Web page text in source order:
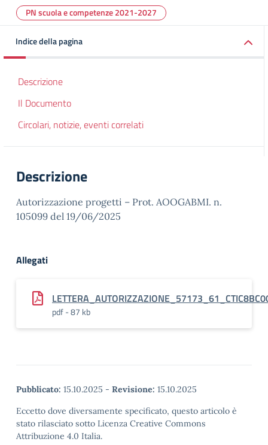
PN scuola e competenze 2021-2027
Indice della pagina
Descrizione
Il Documento
Circolari, notizie, eventi correlati
Descrizione
Autorizzazione progetti – Prot. AOOGABMI. n.
105099 del 19/06/2025
Allegati
pdf - 87 kb
Pubblicato: 15.10.2025 - Revisione: 15.10.2025
Eccetto dove diversamente specificato, questo articolo è
stato rilasciato sotto Licenza Creative Commons
Attribuzione 4.0 Italia.